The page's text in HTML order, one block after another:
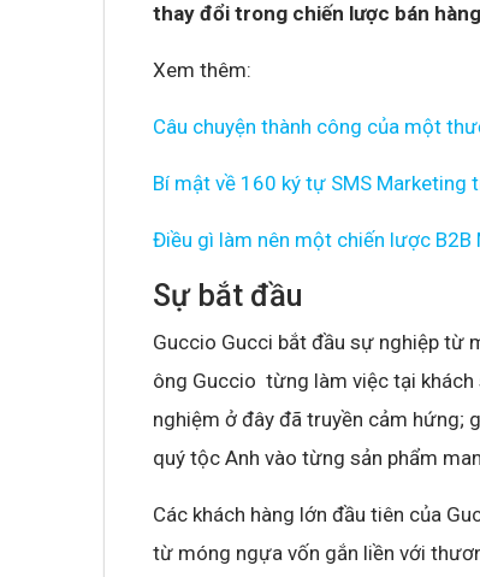
thay đổi trong chiến lược bán
Xem thêm:
Câu chuyện thành công của một
Bí mật về 160 ký tự SMS
Điều gì làm nên một chiến lược
Sự bắt đầu
Guccio Gucci bắt đầu sự nghiệp từ
ông Guccio từng làm việc tại khách
nghiệm ở đây đã truyền cảm hứng;
quý tộc Anh vào từng sản phẩm
Các khách hàng lớn đầu tiên của
từ móng ngựa vốn gắn liền với